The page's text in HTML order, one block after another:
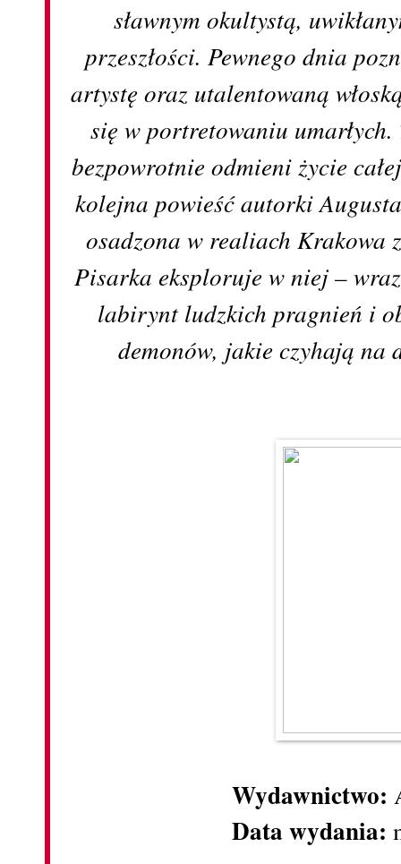
sławnym okultystą,
przeszłości. Pewnego dnia
artystę oraz utalentowaną
się w portretowaniu
bezpowrotnie odmieni życie
kolejna powieść autorki
osadzona w realiach Krakowa
Pisarka eksploruje w niej –
labirynt ludzkich pragnień i
demonów, jakie czyhają
Wydawnictwo:
Data wydania: